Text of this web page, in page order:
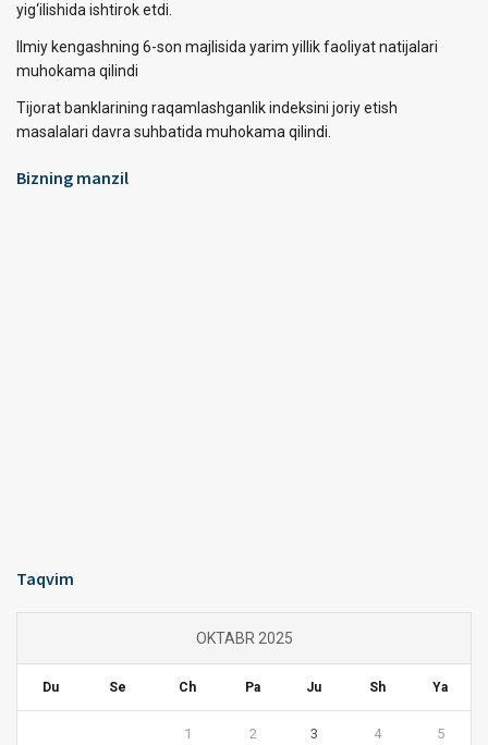
yig‘ilishida ishtirok etdi.
Ilmiy kengashning 6-son majlisida yarim yillik faoliyat natijalari
muhokama qilindi
Tijorat banklarining raqamlashganlik indeksini joriy etish
masalalari davra suhbatida muhokama qilindi.
Bizning manzil
Taqvim
OKTABR 2025
Du Se Ch Pa Ju Sh Ya
1 2 3 4 5